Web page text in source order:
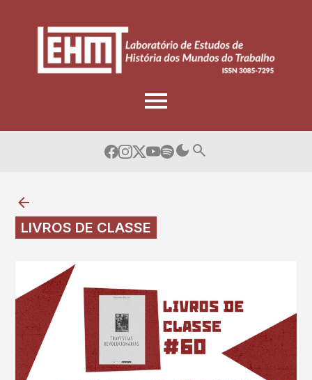
LIVROS DE CLASSE